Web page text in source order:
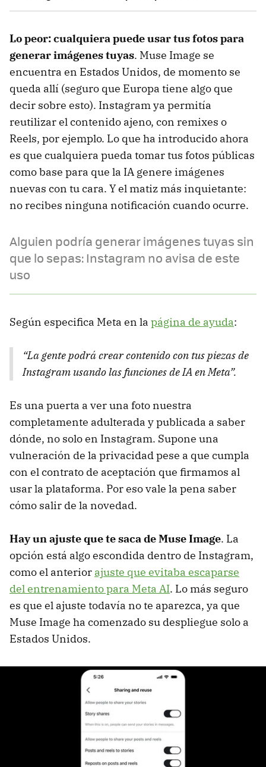
Lo peor: cualquiera puede usar tus fotos para
generar imágenes tuyas. Muse Image se
encuentra en Estados Unidos, de momento se
queda allí (seguro que Europa tiene algo que
decir sobre esto). Instagram ya permitía
reutilizar el contenido ajeno, con remixes o
Reels, por ejemplo. Lo que ha introducido ahora
es que cualquiera pueda tomar tus fotos públicas
como base para que la IA genere imágenes
nuevas con tu cara. Y el matiz más inquietante:
no recibes ninguna notificación cuando ocurre.
Alguien podría generar imágenes tuyas sin
que lo sepas: Instagram no avisa de este
uso
Según especifica Meta en la página de ayuda:
“La gente podrá crear contenido con tus piezas de
Instagram usando las funciones de IA en Meta”.
Es una puerta a ver una foto nuestra
completamente adulterada y publicada a saber
dónde, no solo en Instagram. Supone una
vulneración de la privacidad pese a que cumpla
con el contrato de aceptación que firmamos al
usar la plataforma. Por eso vale la pena saber
cómo salir de la novedad.
Hay un ajuste que te saca de Muse Image. La
opción está algo escondida dentro de Instagram,
como el anterior ajuste que evitaba escaparse
del entrenamiento para Meta AI. Lo más seguro
es que el ajuste todavía no te aparezca, ya que
Muse Image ha comenzado su despliegue solo a
Estados Unidos.